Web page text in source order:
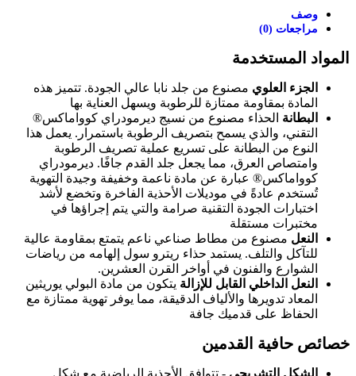
وصف
مراجعات (0)
المواد المستخدمة
الجزء العلوي مصنوع من جلد نابا عالي الجودة. تتميز هذه
المادة بمقاومة ممتازة للرطوبة ويسهل العناية بها
البطانة الحذاء مصنوع من نسيج ديرمودراي كوواماكس®
التقني، والذي يسمح بتصريف الرطوبة باستمرار. يعمل هذا
النوع من البطانة على تسريع عملية تصريف الرطوبة
وامتصاص العرق، مما يجعل جلد القدم جافًا. ديرمودراي
كوواماكس® عبارة عن مادة ناعمة وخفيفة وجيدة التهوية
تُستخدم عادةً في موديلات الأحذية الفاخرة وتخضع لأشد
اختبارات الجودة التقنية صرامة والتي يتم إجراؤها في
مختبرات مستقلة
النعل مصنوع من مطاط صناعي ناعم يتمتع بمقاومة عالية
للتآكل والتلف. يستمد حذاء ريترو سول إلهامه من رياضات
الشوارع والفنون في أواخر القرن العشرين.
النعل الداخلي القابل للإزالة يتكون من مادة البولي يوريثين
المعاد تدويرها والألياف الدقيقة، مما يوفر تهوية ممتازة مع
الحفاظ على قدميك جافة
خصائص حافية القدمين